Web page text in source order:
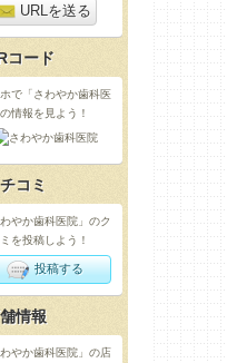
URLを送る
コード
で「さわやか歯科医
情報を見よう！
コミ
わやか歯科医院」のク
を投稿しよう！
投稿する
情報
わやか歯科医院」の店